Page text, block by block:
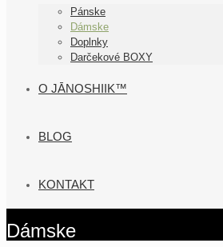
Pánske
Dámske
Doplnky
Darčekové BOXY
O JĀNOSHIIK™
BLOG
KONTAKT
Dámske